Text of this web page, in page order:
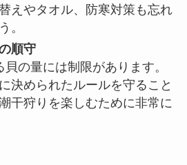
えやタオル、防寒対策も忘れ
。
順守
の量には制限があります。
決められたルールを守ること
干狩りを楽しむために非常に